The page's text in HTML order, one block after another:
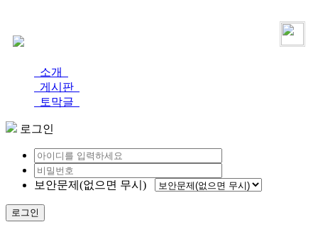
소개
게시판
토막글
로그인
보안문제(없으면 무시)
로그인